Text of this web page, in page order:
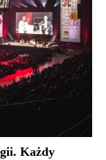
Każdy